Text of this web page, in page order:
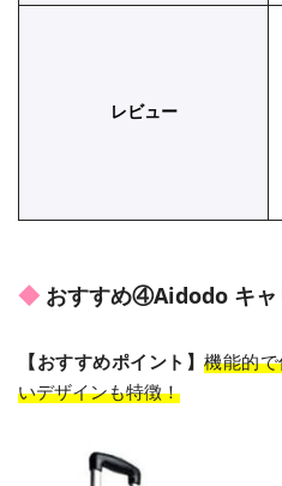
レビュー
おすすめ④Aidodo キャ
【おすすめポイント】 機能的
いデザインも特徴！